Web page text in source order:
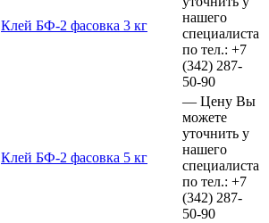
Клей БФ-2 фасовка 3 кг
нашего
специалиста
по тел.: +7
(342) 287-
50-90
Клей БФ-2 фасовка 5 кг
— Цену Вы
можете
уточнить у
нашего
специалиста
по тел.: +7
(342) 287-
50-90